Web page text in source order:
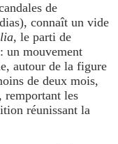
de
connaît un vide
, le parti de
un mouvement
autour de la figure
de deux mois,
remportant les
réunissant la